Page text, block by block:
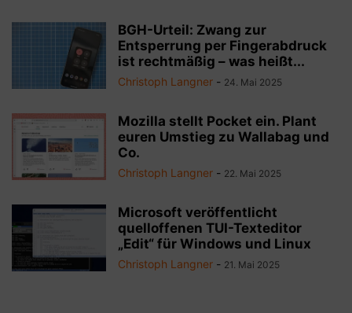
BGH-Urteil: Zwang zur
Entsperrung per Fingerabdruck
ist rechtmäßig – was heißt...
Christoph Langner - 24. Mai 2025
Mozilla stellt Pocket ein. Plant
euren Umstieg zu Wallabag und
Co.
Christoph Langner - 22. Mai 2025
Microsoft veröffentlicht
quelloffenen TUI-Texteditor
„Edit“ für Windows und Linux
Christoph Langner - 21. Mai 2025